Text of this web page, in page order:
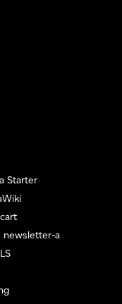
Starter
newsletter-a